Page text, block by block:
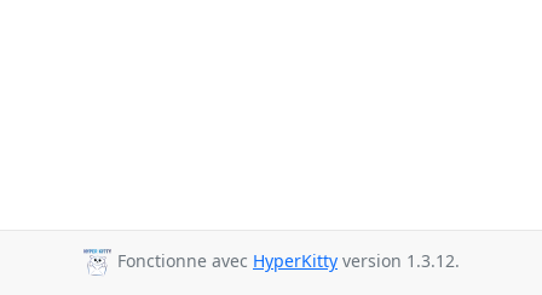
Fonctionne avec HyperKitty version 1.3.12.